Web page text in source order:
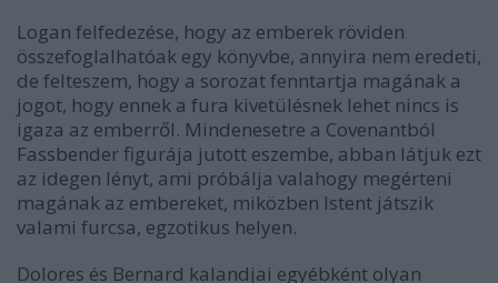
Logan felfedezése, hogy az emberek röviden
összefoglalhatóak egy könyvbe, annyira nem eredeti,
de felteszem, hogy a sorozat fenntartja magának a
jogot, hogy ennek a fura kivetülésnek lehet nincs is
igaza az emberről. Mindenesetre a Covenantból
Fassbender figurája jutott eszembe, abban látjuk ezt
az idegen lényt, ami próbálja valahogy megérteni
magának az embereket, miközben Istent játszik
valami furcsa, egzotikus helyen.
Dolores és Bernard kalandjai egyébként olyan